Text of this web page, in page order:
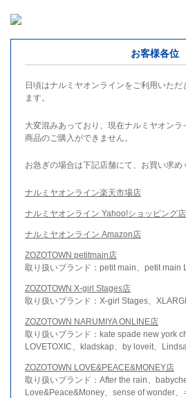
お客様各位
日頃はナルミヤオンラインをご利用いた
ます。
大変混みあっており、現在ナルミヤオン
商品のご購入ができません。
お急ぎの場合は下記店舗にて、お買い求め
ナルミヤオンライン楽天市場店
ナルミヤオンライン Yahoo!ショッピング店
ナルミヤオンライン Amazon店
ZOZOTOWN petitmain店
取り扱いブランド：petit main、petit main
ZOZOTOWN X-girl Stages店
取り扱いブランド：X-girl Stages、
ZOZOTOWN NARUMIYA ONLINE店
取り扱いブランド：kate spade new york
LOVETOXIC、kladskap、by loveit、
ZOZOTOWN LOVE&PEACE&MONEY店
取り扱いブランド：After the rain、
Love&Peace&Money、sense of wonder、